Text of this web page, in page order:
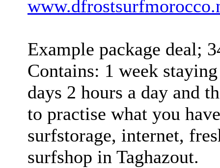
Example package deal;
Contains: 1 week
days 2 hours a day and
to practise what you
surfstorage, internet,
surfshop in Taghazout.